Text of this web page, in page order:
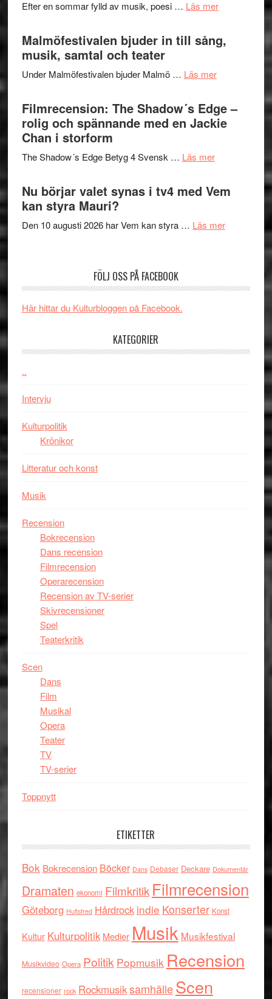
terräng
Efter en sommar fylld av musik, poesi … Läs merom
Hannes
Pöntinen
avslutar
Malmöfestivalen bjuder in till sång,
musik, samtal och teater
Under Malmöfestivalen bjuder Malmö … Läs merom
in
till
och
Filmrecension: The Shadow´s Edge –
rolig och spännande med en Jackie
Chan i storform
The Shadow´s Edge Betyg 4 Svensk … Läs merom
Filmrecension:
Shadow
Edge
spännande
Nu börjar valet synas i tv4 med Vem
kan styra Mauri?
Den 10 augusti 2026 har Vem kan styra … Läs merom
kan
FÖLJ OSS PÅ FACEBOOK
Här hittar du Kulturbloggen på Facebook.
KATEGORIER
..
Intervju
Kulturpolitik
Krönikor
Litteratur och konst
Musik
Recension
Bokrecension
Dans recension
Filmrecension
Operarecension
Recension av TV-serier
Skivrecensioner
Spel
Teaterkritik
Scen
Dans
Film
Musikal
Opera
Teater
TV
TV-serier
Toppnytt
ETIKETTER
Bok Bokrecension Böcker Dans Debaser Deckare Dokumentär
Dramaten ekonomi Filmkritik Filmrecension
Göteborg Hultsfred Hårdrock indie Konserter Konst
Kultur Kulturpolitik Medier Musik Musikfestival
Musikvideo Opera Politik Popmusik Recension
recensioner rock RockmusiksamhälleScen